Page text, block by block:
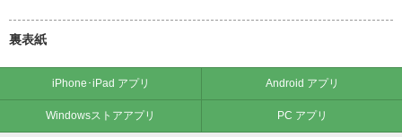
裏表紙
iPhone･iPad アプリ Android アプリ
Windowsストアアプリ PC アプリ